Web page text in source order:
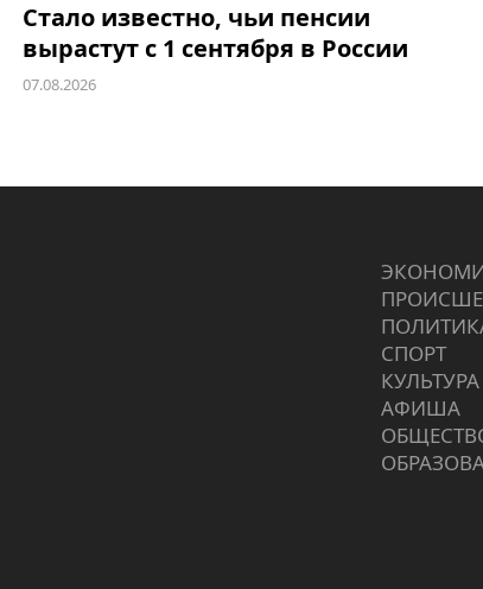
Стало известно, чьи пенсии
вырастут с 1 сентября в России
07.08.2026
СПОРТ
КУЛЬТУРА
АФИША